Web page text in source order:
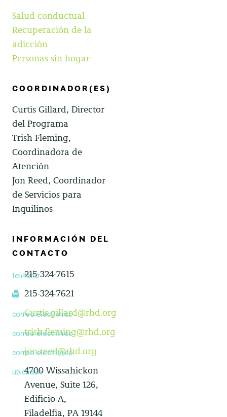
Salud conductual
Recuperación de la
adicción
Personas sin hogar
COORDINADOR(ES)
Curtis Gillard, Director
del Programa
Trish Fleming,
Coordinadora de
Atención
Jon Reed, Coordinador
de Servicios para
Inquilinos
INFORMACIÓN DEL
CONTACTO
teléfono
215-324-7615
fax 215-324-7621
correo electrónico
Curtis.gillard@rhd.org
correo electrónico
trish.fleming@rhd.org
correo electrónico
jon.reed@rhd.org
ubicación
4700 Wissahickon
Avenue, Suite 126,
Edificio A,
Filadelfia, PA 19144